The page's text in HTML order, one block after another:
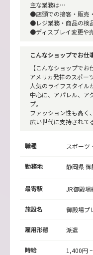
主な業務は…
●店頭での接客・販売
●レジ業務・商品の検
●ディスプレイ変更や
こんなショップでお仕
【こんなショップでお
アメリカ発祥のスポー
人気のライフスタイル
中心に、アパレル、ア
プ。
ファッション性も高く
広い世代に支持されて
職種 スポーツ
勤務地 静岡県御
最寄駅 JR御殿場
施設名 御殿場プ
雇用形態 派遣
時給 1,400円